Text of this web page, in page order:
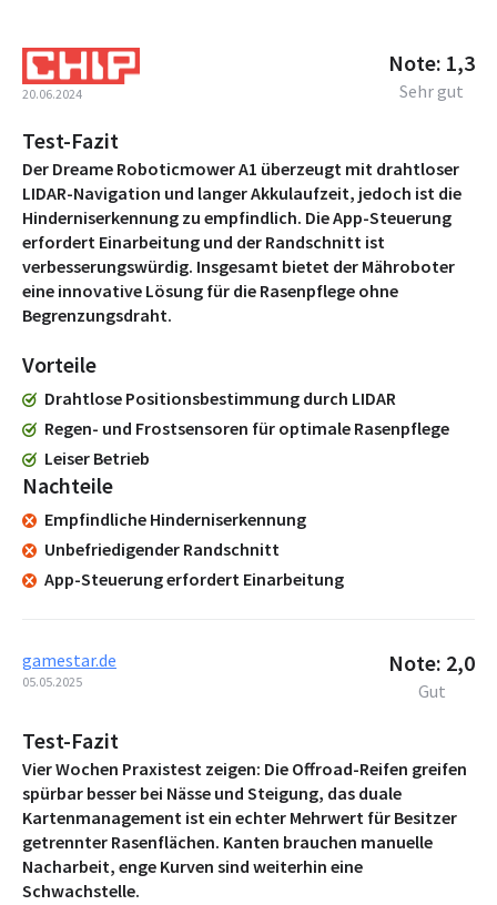
20.06.2024
Note: 1,3
Sehr gut
Test-Fazit
Der Dreame Roboticmower A1 überzeugt mit drahtloser
LIDAR-Navigation und langer Akkulaufzeit, jedoch ist die
Hinderniserkennung zu empfindlich. Die App-Steuerung
erfordert Einarbeitung und der Randschnitt ist
verbesserungswürdig. Insgesamt bietet der Mähroboter
eine innovative Lösung für die Rasenpflege ohne
Begrenzungsdraht.
Vorteile
Drahtlose Positionsbestimmung durch LIDAR
Regen- und Frostsensoren für optimale Rasenpflege
Leiser Betrieb
Nachteile
Empfindliche Hinderniserkennung
Unbefriedigender Randschnitt
App-Steuerung erfordert Einarbeitung
gamestar.de
05.05.2025
Note: 2,0
Gut
Test-Fazit
Vier Wochen Praxistest zeigen: Die Offroad-Reifen greifen
spürbar besser bei Nässe und Steigung, das duale
Kartenmanagement ist ein echter Mehrwert für Besitzer
getrennter Rasenflächen. Kanten brauchen manuelle
Nacharbeit, enge Kurven sind weiterhin eine
Schwachstelle.